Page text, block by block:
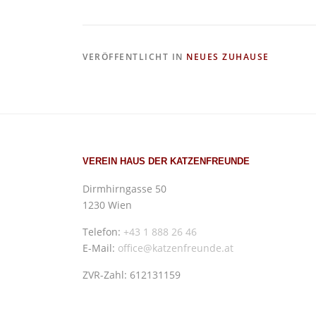
e
b
o
d
l n
VERÖFFENTLICHT IN NEUES ZUHAUSE
VEREIN HAUS DER KATZENFREUNDE
Dirmhirngasse 50
1230 Wien
Telefon: +43 1 888 26 46
E-Mail: office@katzenfreunde.at
ZVR-Zahl: 612131159